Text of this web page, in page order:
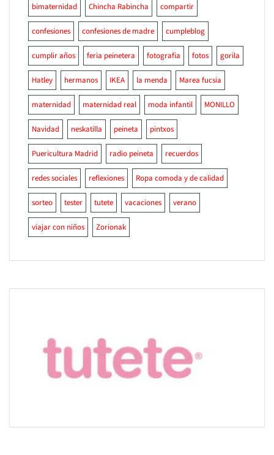
bimaternidad Chincha Rabincha compartir
confesiones confesiones de madre cumpleblog
cumplir años feria peinetera fotografia fotos gorila
Hatley hermanos IKEA la menda Marea fucsia
maternidad maternidad real moda infantil MONILLO
Navidad neskatilla peineta pintxos
Puericultura Madrid radio peineta recuerdos
redes sociales reflexiones Ropa comoda y de calidad
sorteo tester tutete vacaciones verano
viajar con niños Zorionak